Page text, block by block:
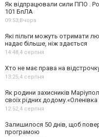
Як відпрацювали сили ППО .
101 БпЛА
09:53,Вчора
Які пільги можуть отримати
надає більше, ніж здається
14:48,4 серпня
Хто не має права на
13:25,4 серпня
Як родини захисників
своїх рідних
12:52,4 серпня
Залишилося 50 днів, щоб
програмою